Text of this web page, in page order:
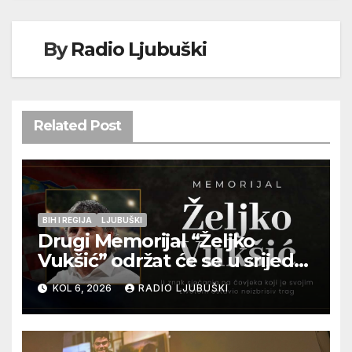
ByRadio Ljubuški
Related Post
BIH I REGIJA LJUBUŠKI
Drugi Memorijal “Željko
Vukšić” održat će se u srijedu
12. kolovoza u Otoku
KOL 6, 2026 RADIO LJUBUŠKI